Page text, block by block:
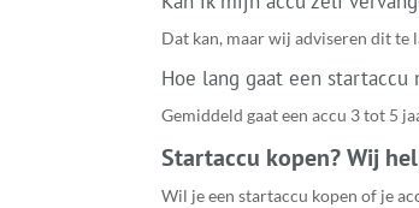
Dat kan, maar wij adviseren dit
Hoe lang gaat een startaccu
Gemiddeld gaat een accu 3 tot 5
Startaccu kopen? Wij
Wil je een startaccu kopen of je